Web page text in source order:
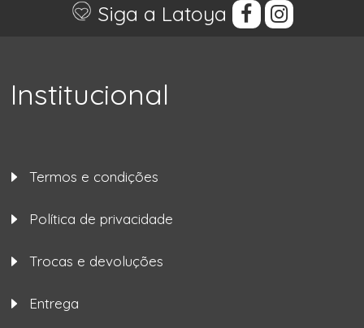
Siga a Latoya
Institucional
Termos e condições
Política de privacidade
Trocas e devoluções
Entrega